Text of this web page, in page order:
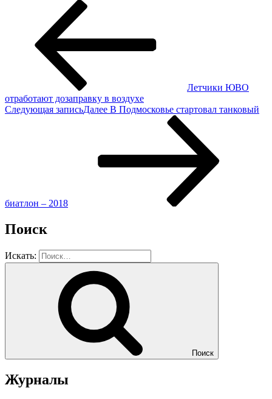
Летчики ЮВО
отработают дозаправку в воздухе
Следующая записьДалее В Подмосковье стартовал танковый
биатлон – 2018
Поиск
Искать:
Поиск
Журналы